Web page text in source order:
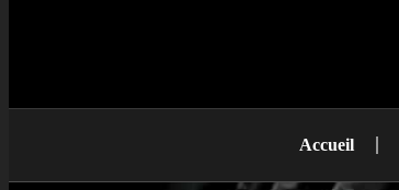
Accueil